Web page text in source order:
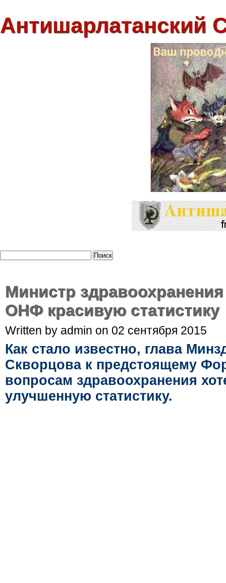
Антишарлатанский
Министр
ОНФ красивую статистику
Written by admin on 02 сентября 2015
Как стало известно, глава
Скворцова к предстоящему
вопросам здравоохранения
улучшенную статистику.